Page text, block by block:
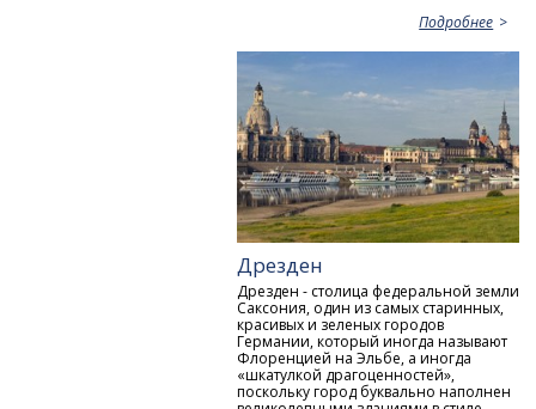
Подробнее
Дрезден
Дрезден - столица федеральной земли
Саксония, один из самых старинных,
красивых и зеленых городов
Германии, который иногда называют
Флоренцией на Эльбе, а иногда
«шкатулкой драгоценностей»,
поскольку город буквально наполнен